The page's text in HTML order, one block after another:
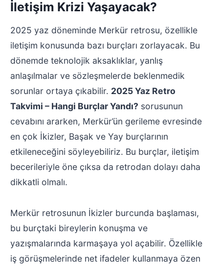
İletişim Krizi Yaşayacak?
2025 yaz döneminde Merkür retrosu, özellikle
iletişim konusunda bazı burçları zorlayacak. Bu
dönemde teknolojik aksaklıklar, yanlış
anlaşılmalar ve sözleşmelerde beklenmedik
sorunlar ortaya çıkabilir. 2025 Yaz Retro
Takvimi – Hangi Burçlar Yandı? sorusunun
cevabını ararken, Merkür’ün gerileme evresinde
en çok İkizler, Başak ve Yay burçlarının
etkileneceğini söyleyebiliriz. Bu burçlar, iletişim
becerileriyle öne çıksa da retrodan dolayı daha
dikkatli olmalı.
Merkür retrosunun İkizler burcunda başlaması,
bu burçtaki bireylerin konuşma ve
yazışmalarında karmaşaya yol açabilir. Özellikle
iş görüşmelerinde net ifadeler kullanmaya özen